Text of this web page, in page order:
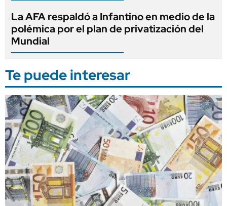
La AFA respaldó a Infantino en medio de la
polémica por el plan de privatización del
Mundial
Te puede interesar